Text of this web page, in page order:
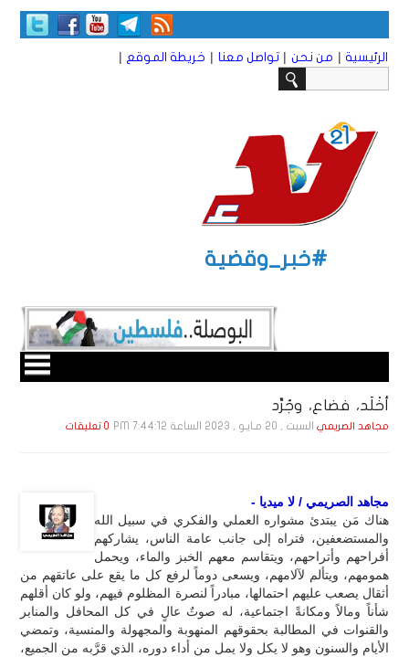
الرئيسية | من نحن | تواصل معنا | خريطة الموقع |
#خبر_وقضية
أخْلَد، فضاع، وجُرِّد
مجاهد الصريمي السبت , 20 مـايـو , 2023 الساعة 7:44:12 PM 0 تعليقات
مجاهد الصريمي / لا ميديا -
هناك مَن يبتدئ مشواره العملي والفكري في سبيل الله
والمستضعفين، فتراه إلى جانب عامة الناس، يشاركهم
أفراحهم وأتراحهم، ويتقاسم معهم الخبز والماء، ويحمل
همومهم، ويتألم لآلامهم، ويسعى دوماً لرفع كل ما يقع على عاتقهم من
أثقال يصعب عليهم احتمالها، مبادراً لنصرة المظلوم فيهم، ولو كان أقلهم
شأناً ومالاً ومكانةً اجتماعية، له صوتٌ عالٍ في كل المحافل والمنابر
والقنوات في المطالبة بحقوقهم المنهوبة والمجهولة والمنسية، وتمضي
الأيام والسنون وهو لا يكل ولا يمل من أداء دوره، الذي قرَّبه من الجميع،